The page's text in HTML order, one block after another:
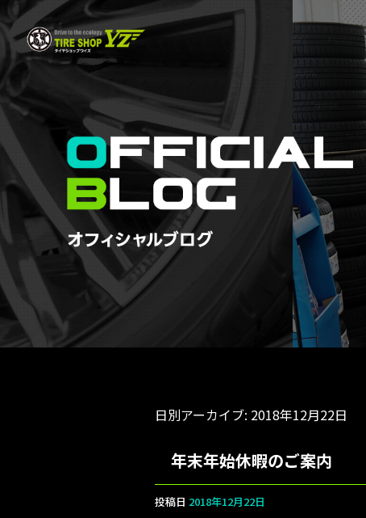
日別アーカイブ: 2018年12月22日
年末年始休暇のご案内
投稿日 2018年12月22日